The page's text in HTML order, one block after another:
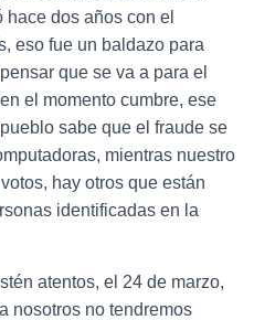
dos años con el
eso fue un baldazo para
que se va a para el
el momento cumbre, ese
sabe que el fraude se
mientras nuestro
hay otros que están
identificadas en la
atentos, el 24 de marzo,
nosotros no tendremos